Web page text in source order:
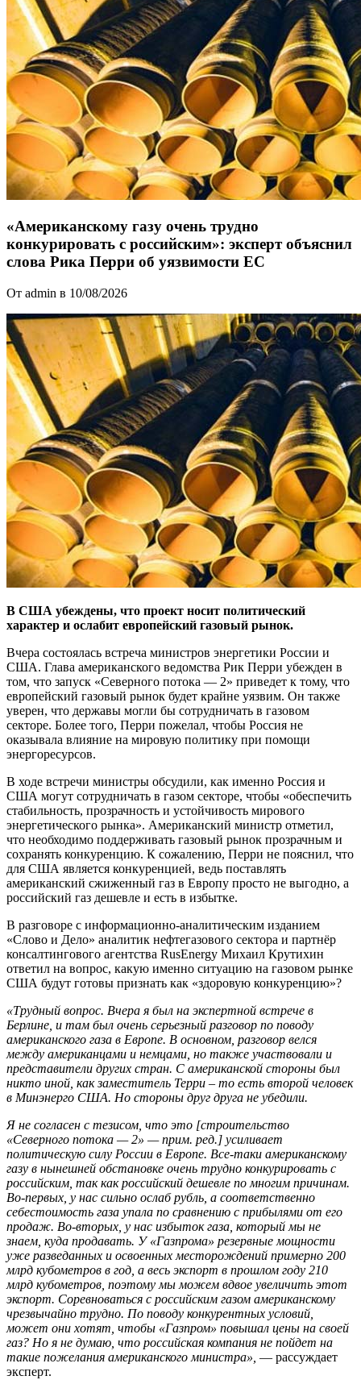
«Американскому газу очень трудно
конкурировать с российским»: эксперт объяснил
слова Рика Перри об уязвимости ЕС
От admin в 10/08/2026
В США убеждены, что проект носит политический
характер и ослабит европейский газовый рынок.
Вчера состоялась встреча министров энергетики России и
США. Глава американского ведомства Рик Перри убежден в
том, что запуск «Северного потока — 2» приведет к тому, что
европейский газовый рынок будет крайне уязвим. Он также
уверен, что державы могли бы сотрудничать в газовом
секторе. Более того, Перри пожелал, чтобы Россия не
оказывала влияние на мировую политику при помощи
энергоресурсов.
В ходе встречи министры обсудили, как именно Россия и
США могут сотрудничать в газом секторе, чтобы «обеспечить
стабильность, прозрачность и устойчивость мирового
энергетического рынка». Американский министр отметил,
что необходимо поддерживать газовый рынок прозрачным и
сохранять конкуренцию. К сожалению, Перри не пояснил, что
для США является конкуренцией, ведь поставлять
американский сжиженный газ в Европу просто не выгодно, а
российский газ дешевле и есть в избытке.
В разговоре с информационно-аналитическим изданием
«Слово и Дело» аналитик нефтегазового сектора и партнёр
консалтингового агентства RusEnergy Михаил Крутихин
ответил на вопрос, какую именно ситуацию на газовом рынке
США будут готовы признать как «здоровую конкуренцию»?
«Трудный вопрос. Вчера я был на экспертной встрече в
Берлине, и там был очень серьезный разговор по поводу
американского газа в Европе. В основном, разговор велся
между американцами и немцами, но также участвовали и
представители других стран. С американской стороны был
никто иной, как заместитель Терри – то есть второй человек
в Минэнерго США. Но стороны друг друга не убедили.
Я не согласен с тезисом, что это [строительство
«Северного потока — 2» — прим. ред.] усиливает
политическую силу России в Европе. Все-таки американскому
газу в нынешней обстановке очень трудно конкурировать с
российским, так как российский дешевле по многим причинам.
Во-первых, у нас сильно ослаб рубль, а соответственно
себестоимость газа упала по сравнению с прибылями от его
продаж. Во-вторых, у нас избыток газа, который мы не
знаем, куда продавать. У «Газпрома» резервные мощности
уже разведанных и освоенных месторождений примерно 200
млрд кубометров в год, а весь экспорт в прошлом году 210
млрд кубометров, поэтому мы можем вдвое увеличить этот
экспорт. Соревноваться с российским газом американскому
чрезвычайно трудно. По поводу конкурентных условий,
может они хотят, чтобы «Газпром» повышал цены на своей
газ? Но я не думаю, что российская компания не пойдет на
такие пожелания американского министра», — рассуждает
эксперт.